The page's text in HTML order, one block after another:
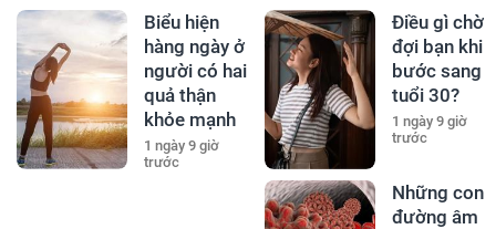
Biểu hiện
hàng ngày ở
người có hai
quả thận
khỏe mạnh
1 ngày 9 giờ
trước
Điều gì chờ
đợi bạn khi
bước sang
tuổi 30?
1 ngày 9 giờ
trước
Những con
đường âm